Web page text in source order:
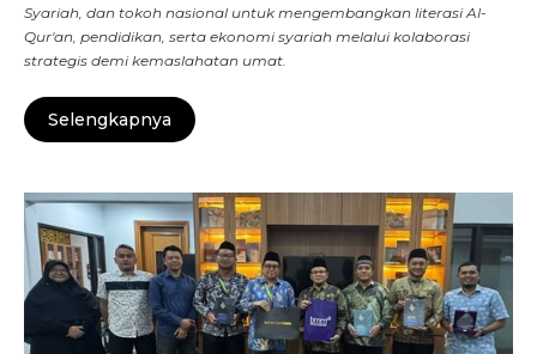
Syariah, dan tokoh nasional untuk mengembangkan literasi Al-
Qur'an, pendidikan, serta ekonomi syariah melalui kolaborasi
strategis demi kemaslahatan umat.
Selengkapnya